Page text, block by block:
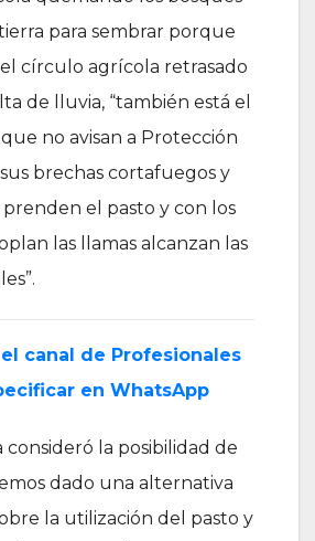
para sembrar porque
círculo agrícola retrasado
de lluvia, “también está el
no avisan a Protección
brechas cortafuegos y
el pasto y con los
las llamas alcanzan las
canal de Profesionales
en WhatsApp
consideró la posibilidad de
dado una alternativa
la utilización del pasto y